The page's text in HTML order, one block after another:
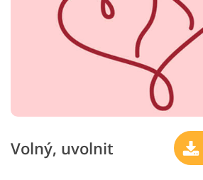
Volný, uvolnit